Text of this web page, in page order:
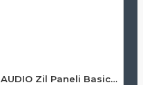
AUDIO Zil Paneli Basic Hpli Çift Buton 20'li Sesli Apartman Diafon Kapı Paneli